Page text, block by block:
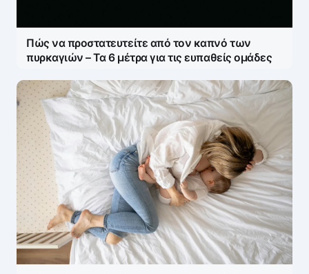
Πώς να προστατευτείτε από τον καπνό των
πυρκαγιών – Τα 6 μέτρα για τις ευπαθείς ομάδες